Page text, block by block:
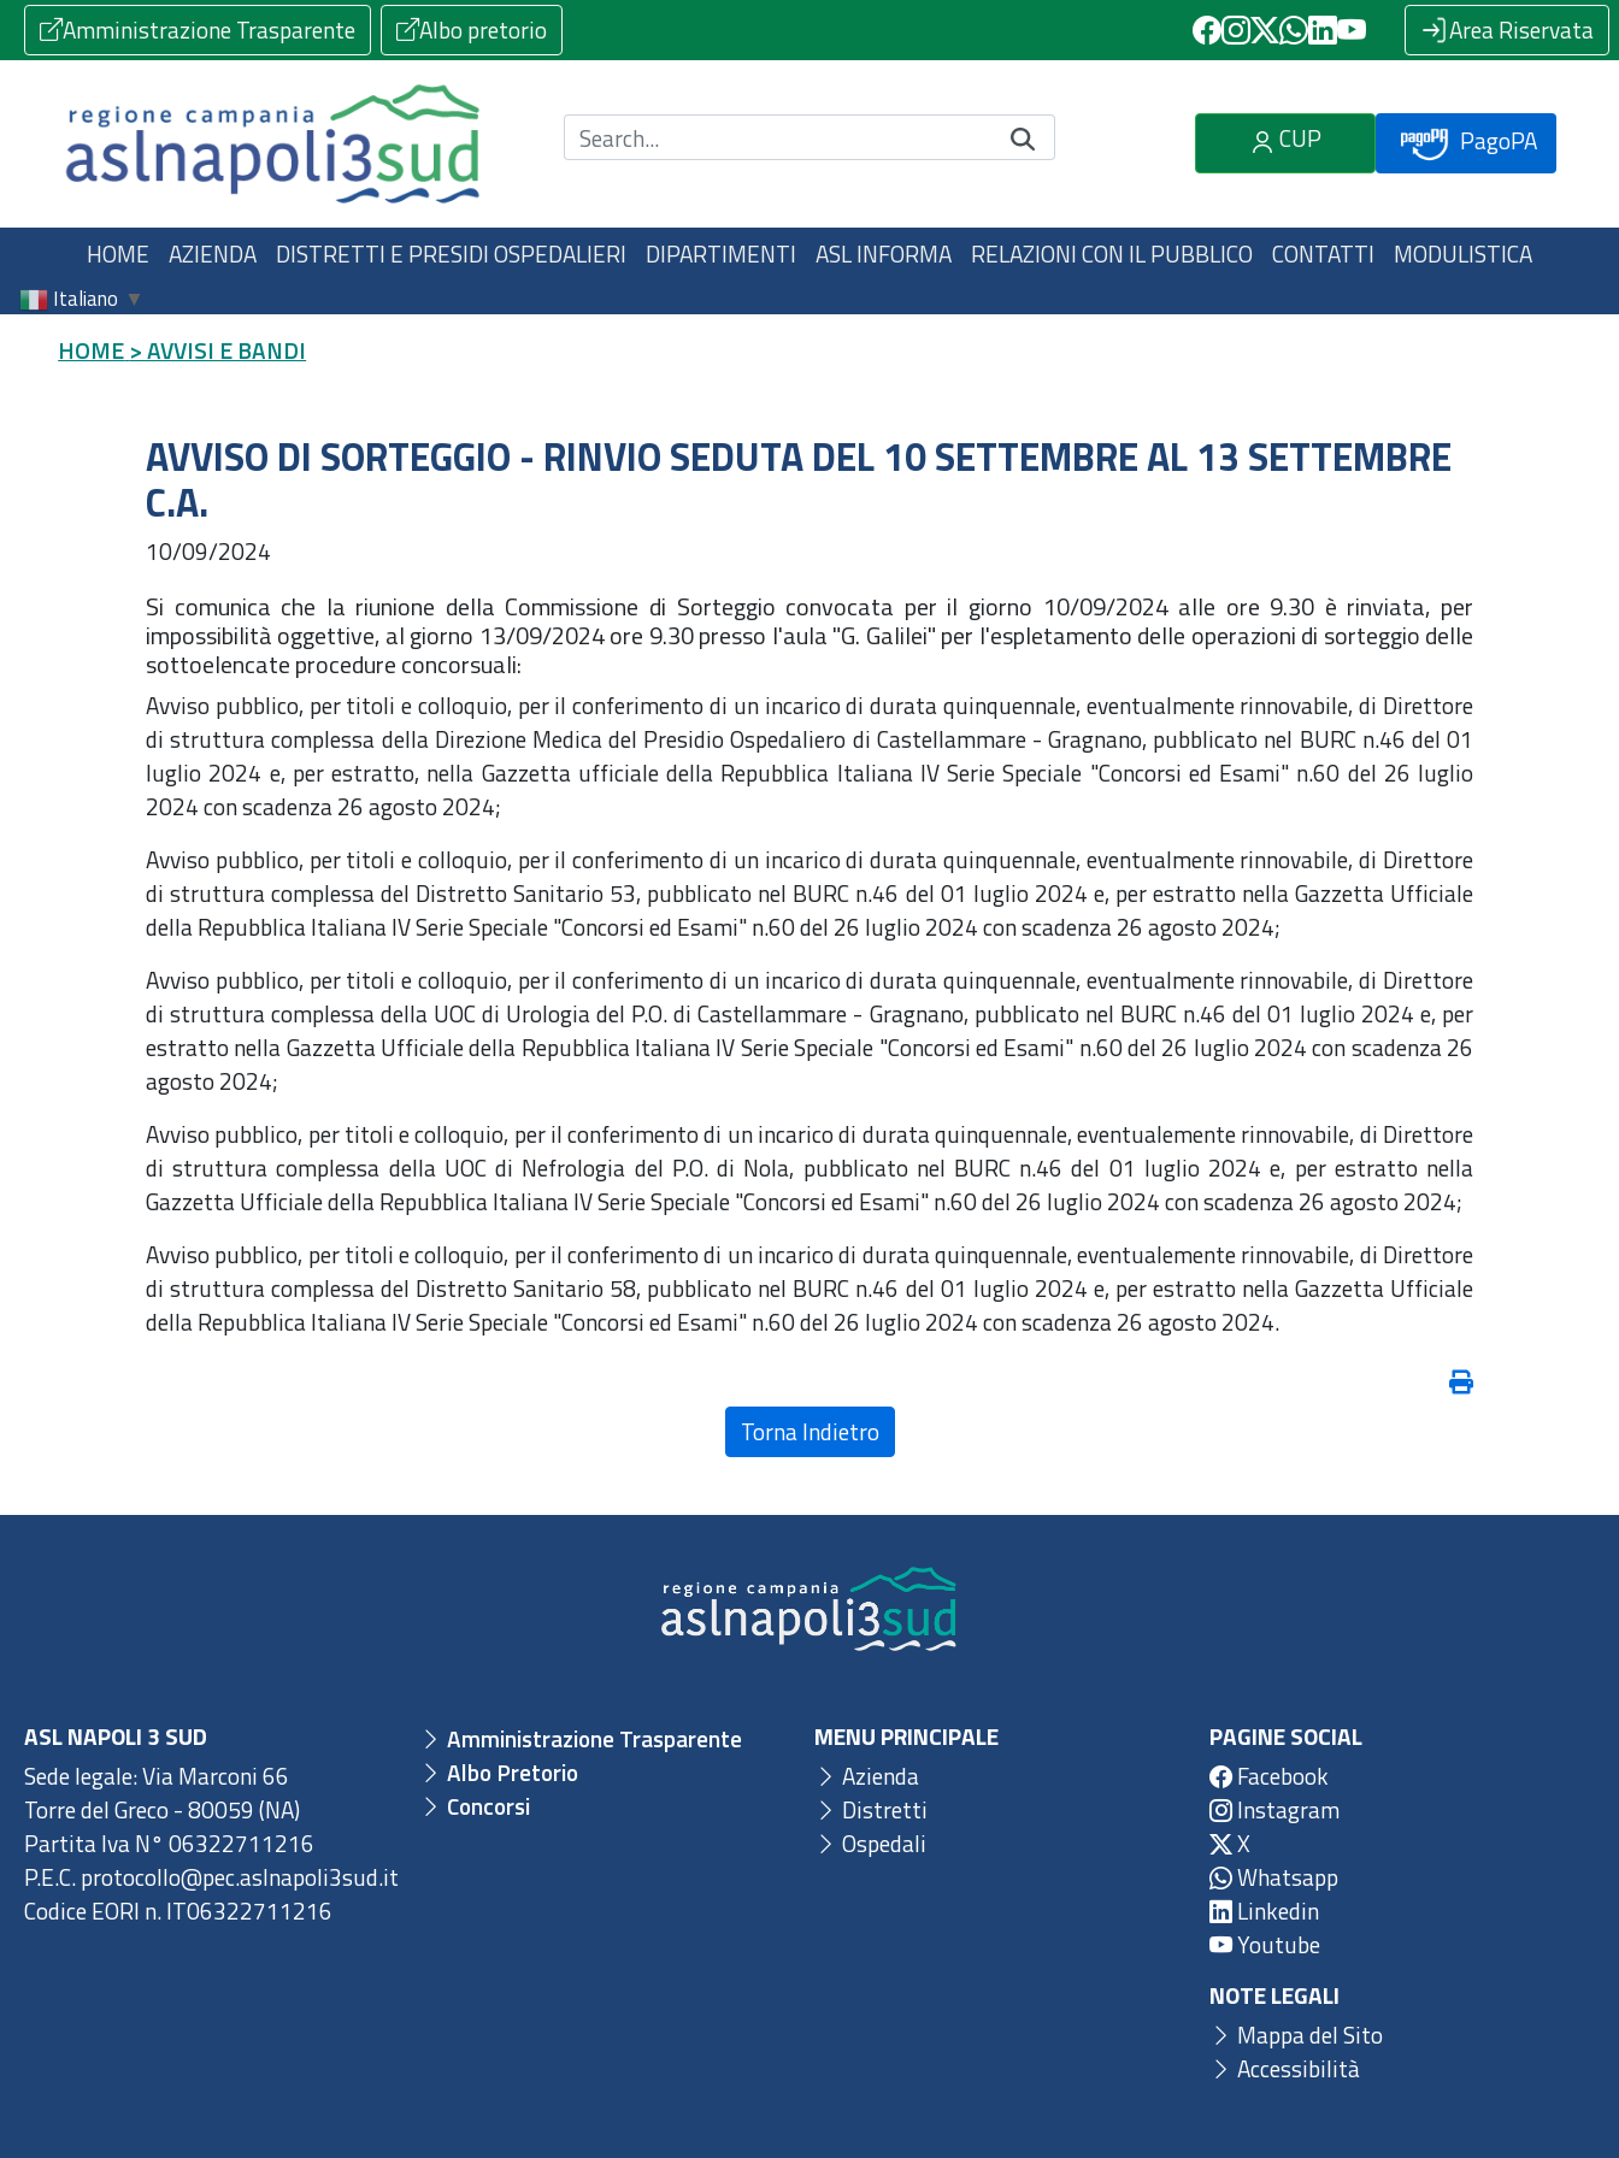
Amministrazione Trasparente Albo pretorio Area Riservata
Cerca nel sito CUP PagoPA
HOME AZIENDA DISTRETTI E PRESIDI OSPEDALIERI DIPARTIMENTI ASL INFORMA RELAZIONI CON IL PUBBLICO CONTATTI MODULISTICA
Italiano ▼
HOME > AVVISI E BANDI
AVVISO DI SORTEGGIO - RINVIO SEDUTA DEL 10 SETTEMBRE AL 13 SETTEMBRE
C.A.
10/09/2024
Si comunica che la riunione della Commissione di Sorteggio convocata per il giorno 10/09/2024 alle ore 9.30 è rinviata, per
impossibilità oggettive, al giorno 13/09/2024 ore 9.30 presso l'aula "G. Galilei" per l'espletamento delle operazioni di sorteggio delle
sottoelencate procedure concorsuali:
Avviso pubblico, per titoli e colloquio, per il conferimento di un incarico di durata quinquennale, eventualmente rinnovabile, di Direttore
di struttura complessa della Direzione Medica del Presidio Ospedaliero di Castellammare - Gragnano, pubblicato nel BURC n.46 del 01
luglio 2024 e, per estratto, nella Gazzetta ufficiale della Repubblica Italiana IV Serie Speciale "Concorsi ed Esami" n.60 del 26 luglio
2024 con scadenza 26 agosto 2024;
Avviso pubblico, per titoli e colloquio, per il conferimento di un incarico di durata quinquennale, eventualmente rinnovabile, di Direttore
di struttura complessa del Distretto Sanitario 53, pubblicato nel BURC n.46 del 01 luglio 2024 e, per estratto nella Gazzetta Ufficiale
della Repubblica Italiana IV Serie Speciale "Concorsi ed Esami" n.60 del 26 luglio 2024 con scadenza 26 agosto 2024;
Avviso pubblico, per titoli e colloquio, per il conferimento di un incarico di durata quinquennale, eventualmente rinnovabile, di Direttore
di struttura complessa della UOC di Urologia del P.O. di Castellammare - Gragnano, pubblicato nel BURC n.46 del 01 luglio 2024 e, per
estratto nella Gazzetta Ufficiale della Repubblica Italiana IV Serie Speciale "Concorsi ed Esami" n.60 del 26 luglio 2024 con scadenza 26
agosto 2024;
Avviso pubblico, per titoli e colloquio, per il conferimento di un incarico di durata quinquennale, eventualemente rinnovabile, di Direttore
di struttura complessa della UOC di Nefrologia del P.O. di Nola, pubblicato nel BURC n.46 del 01 luglio 2024 e, per estratto nella
Gazzetta Ufficiale della Repubblica Italiana IV Serie Speciale "Concorsi ed Esami" n.60 del 26 luglio 2024 con scadenza 26 agosto 2024;
Avviso pubblico, per titoli e colloquio, per il conferimento di un incarico di durata quinquennale, eventualemente rinnovabile, di Direttore
di struttura complessa del Distretto Sanitario 58, pubblicato nel BURC n.46 del 01 luglio 2024 e, per estratto nella Gazzetta Ufficiale
della Repubblica Italiana IV Serie Speciale "Concorsi ed Esami" n.60 del 26 luglio 2024 con scadenza 26 agosto 2024.
Torna Indietro
ASL NAPOLI 3 SUD
Sede legale: Via Marconi 66
Torre del Greco - 80059 (NA)
Partita Iva N° 06322711216
P.E.C. protocollo@pec.aslnapoli3sud.it
Codice EORI n. IT06322711216
Amministrazione Trasparente
Albo Pretorio
Concorsi
MENU PRINCIPALE
Azienda
Distretti
Ospedali
PAGINE SOCIAL
Facebook
Instagram
X
Whatsapp
Linkedin
Youtube
NOTE LEGALI
Mappa del Sito
Accessibilità